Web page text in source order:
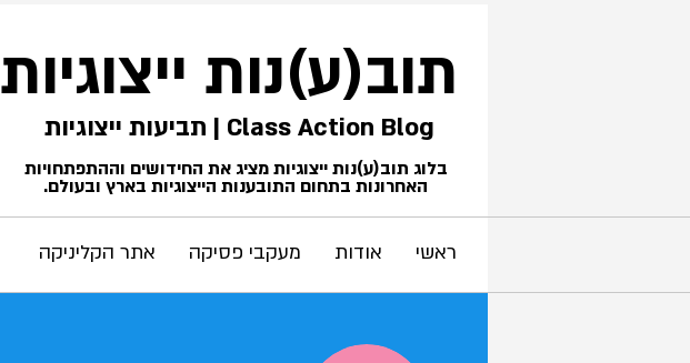
תוב(ע)נות ייצוגיות
Class Action Blog | תביעות ייצוגיות
בלוג תוב(ע)נות ייצוגיות מציג את החידושים וההתפתחויות
האחרונות בתחום התובענות הייצוגיות בארץ ובעולם.
ראשי אודות מעקבי פסיקה אתר הקליניקה